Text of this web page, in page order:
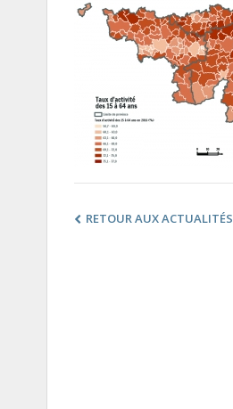
RETOUR AUX ACTUALITÉS